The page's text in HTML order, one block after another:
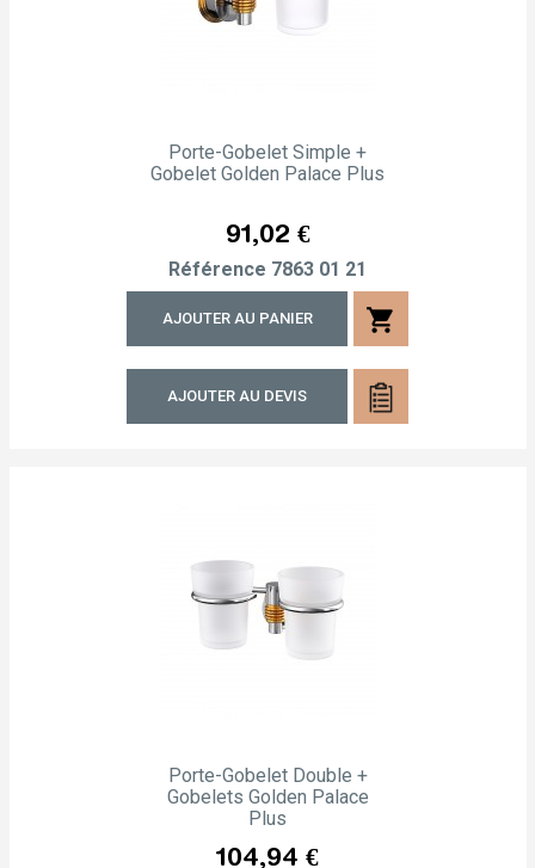
Porte-Gobelet Simple +
Gobelet Golden Palace Plus
Prix
91,02 €
Référence 7863 01 21
AJOUTER AU PANIER shopping_cart
AJOUTER AU DEVIS
Porte-Gobelet Double +
Gobelets Golden Palace
Plus
Prix
104,94 €